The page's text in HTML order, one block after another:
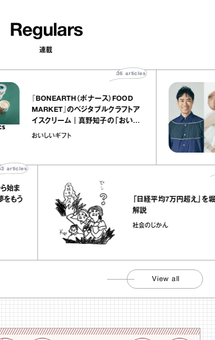
Regulars
連載
『BONEARTH（ボナース）FOOD
MARKET』のベジタブルクラフトア
イスクリーム｜真野知子の「おいし
いギフト」
おいしいギフト
36 articles
う
「日経平均7万円超え」を堀潤
解説
社会のじかん
View all